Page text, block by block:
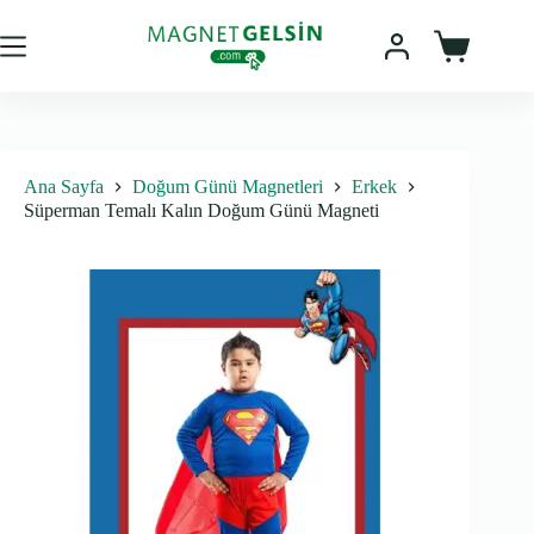
content
Sepet
Ana Sayfa Doğum Günü Magnetleri
Erkek
Süperman Temalı Kalın Doğum Günü Magneti